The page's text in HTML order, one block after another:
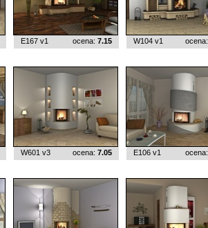
E167 v1 ocena: 7.15 W104 v1 ocena:
W601 v3 ocena: 7.05 E106 v1 ocena: